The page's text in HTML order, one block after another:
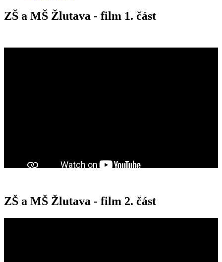
ZŠ a MŠ Žlutava - film 1. část
ZŠ a MŠ Žlutava - film 2. část